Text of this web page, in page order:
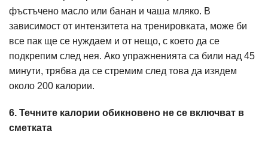
фъстъчено масло или банан и чаша мляко. В
зависимост от интензитета на тренировката, може би
все пак ще се нуждаем и от нещо, с което да се
подкрепим след нея. Ако упражненията са били над 45
минути, трябва да се стремим след това да изядем
около 200 калории.
6. Течните калории обикновено не се включват в
сметката